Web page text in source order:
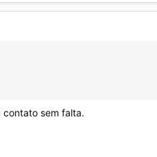
sem falta.